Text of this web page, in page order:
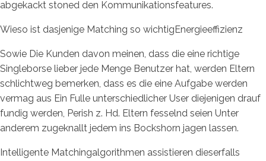
abgekackt stoned den Kommunikationsfeatures.
Wieso ist dasjenige Matching so wichtigEnergieeffizienz
Sowie Die Kunden davon meinen, dass die eine richtige
Singleborse lieber jede Menge Benutzer hat, werden Eltern
schlichtweg bemerken, dass es die eine Aufgabe werden
vermag aus Ein Fulle unterschiedlicher User diejenigen drauf
fundig werden, Perish z. Hd. Eltern fesselnd seien Unter
anderem zugeknallt jedem ins Bockshorn jagen lassen.
Intelligente Matchingalgorithmen assistieren dieserfalls